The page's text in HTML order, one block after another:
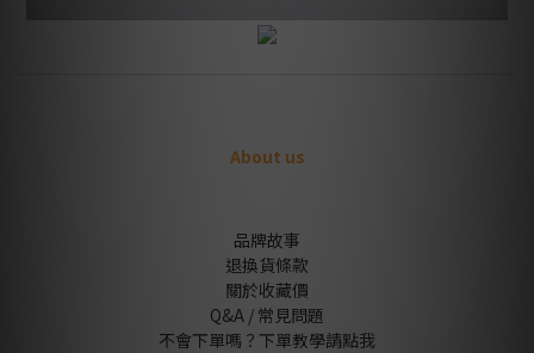
About us
品牌故事
退換貨條款
關於收藏價
Q&A / 常見問題
不會下單嗎？下單教學請點我